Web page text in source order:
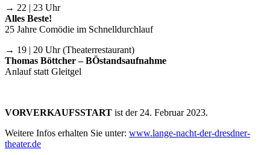
→ 22 | 23 Uhr
Alles Beste!
25 Jahre Comödie im Schnelldurchlauf
→ 19 | 20 Uhr (Theaterrestaurant)
Thomas Böttcher – BÖstandsaufnahme
Anlauf statt Gleitgel
VORVERKAUFSSTART ist der 24. Februar 2023.
Weitere Infos erhalten Sie unter: www.lange-nacht-der-dresdner-
theater.de